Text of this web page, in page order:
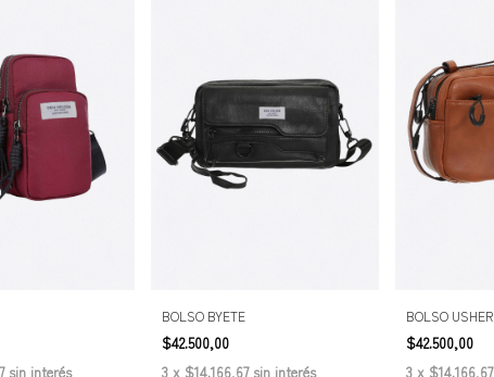
sin interés
BOLSO BYETE
$42.500,00
3 x $14.166,67 sin interés
BOLSO USHER
$42.500,00
3 x $14.166,67